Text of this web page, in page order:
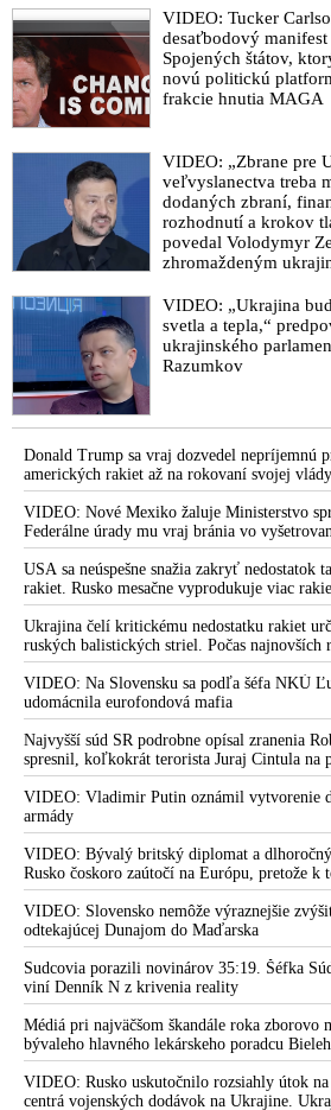
klamalo o účinnosti vakcín, čím došlo k
Norimberského kódexu, tým pádom k
dôstojnosti a jeho vedecký odbor sa
zdecimoval
Čínská vědkyně z laboratoře, odkud
Klíčový utajovaný e-mail ukazuje, že
virus SARS CoV 2 unikl z
institutu
Očkovanie proti Covid – nová zbraň
VIDEO: „Vo wuhanskom laboratóriu
komentoval Donald Trump situáciu
koronavírusu a vyzval výrobcov covid
údaje o ich bezpečnosti
VIDEO: V areálu biolaboratoře na
zajímavé dokumenty související s
Senátor Rand Paul podal žalobu na Dr.
poté byla vypálena jeho kancelář.
Národního institutu pro alergie a
žalován za to, že lhal pod přísahou před
popřel, že by financoval výzkum zisku
laboratořích
Robert F. Kennedy Jr.: Covid je možná
protože byl vyroben tak, aby cílil na
Dodatečně odhalené zprávy obsahují
důkazů o tom, že původ viru SARS-
utajovaný. Skryté zprávy v reportu
odhalují, jak vědci vykonstruovali
VIDEO: Bol SARS-CoV-2 vyvíjaný
vymkol sa spod kontroly? MUDr.
utajovaných informáciách o pôvode
VIDEO: Pod tlakem vědců jsem
19, přiznává šéf Facebooku Zuckerberg
VIDEO: Dr. David Martin: Covid-19
vojny a dlhodobo plánovaná operácia
Koronavírus je biologická zbraň
ktorej vlastnosťou je, že mutuje príliš
dokázali vyvinúť účinnú vakcínu. V
bolo za týmto účelom použitých viac
to zločin, na ktorom sa podieľali vlády,
VIDEO: Tucker
desaťbodový
Spojených štátov,
novú politickú
frakcie hnutia MAGA
VIDEO: „Zbrane pre
veľvyslanectva treba
dodaných zbraní,
rozhodnutí a krokov
povedal Volodymyr
zhromaždeným
že USA Ukrajine
systémy Patriot
VIDEO: „Ukrajina
svetla a tepla,“
ukrajinského
Razumkov
Donald Trump sa vraj dozvedel nepríjemnú
amerických rakiet až na rokovaní svojej
Camp David v Marylande, a preto musel
Irán. Prezident USA sa pre to údajne pohádal
bol presvedčený o opaku
VIDEO: Nové Mexiko žaluje Ministerstvo
Federálne úrady mu vraj bránia vo
organizátora pedofilnej siete Jeffreyho
dve dievčatá zo zahraničia, ktoré boli
fetišistického sexu, pochovali v blízkosti jeho
štáte
USA sa neúspešne snažia zakryť nedostatok
rakiet. Rusko mesačne vyprodukuje viac
všetci producenti systémov Patriot
Ukrajina čelí kritickému nedostatku rakiet
ruských balistických striel. Počas najnovších
nepodarilo zostreliť ani jednu. Volodymyr
prostredníctvom NATO zabezpečiť ich
VIDEO: Na Slovensku sa podľa šéfa NKÚ
udomácnila eurofondová mafia
Najvyšší súd SR podrobne opísal zranenia
spresnil, koľkokrát terorista Juraj Cintula na
VIDEO: Vladimir Putin oznámil vytvorenie
armády
VIDEO: Bývalý britský diplomat a
Rusko čoskoro zaútočí na Európu, pretože k
rovnako, ako bolo dotlačené k invázii na
Zelenskyj medzitým v Kyjeve naliehal na
aby vo svete zháňali energie pre Ukrajinu na
mobilizovať a vojna sa do zimy
VIDEO: Slovensko nemôže výraznejšie
odtekajúcej Dunajom do Maďarska
Sudcovia porazili novinárov 35:19. Šéfka
viní Denník N z krivenia reality
Médiá pri najväčšom škandále roka zborovo
bývaleho hlavného lekárskeho poradcu
Fauciho pred výborom amerického Senátu
VIDEO: Rusko uskutočnilo rozsiahly útok
centrá vojenských dodávok na Ukrajine.